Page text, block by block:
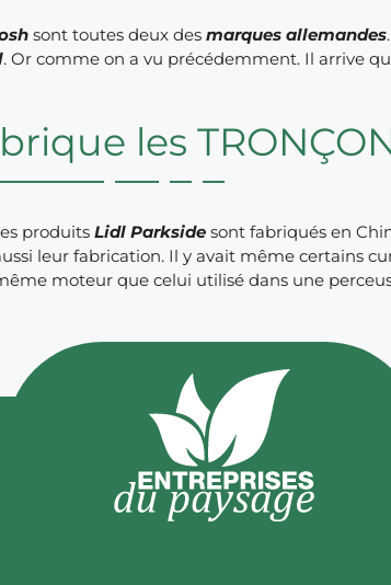
sont toutes deux desmarques allemandes
. Or comme on a vu précédemment. Il arrive
les
produitsLidl Parkside sont fabriqués en
leur fabrication. Il y avait même certains
moteur que celui utilisé dans une